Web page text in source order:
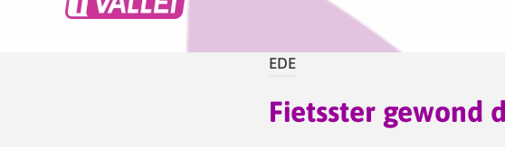
EDE
Fietsster gewond